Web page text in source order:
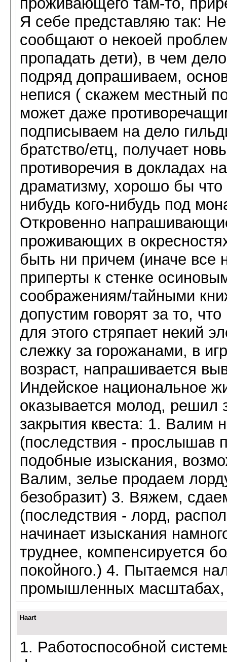
Я себе представляю так:
сообщают о некоей
пропадать дети), в чем
подряд допрашиваем,
непися ( скажем местный
может даже
подписываем на дело
братство/етц, получает
противоречия в докладах
драматизму, хорошо бы
нибудь кого-нибудь под
Откровенно
проживающих в
быть ни причем (иначе все
приперты к стенке
соображениям/тайными
допустим говорят за то,
для этого стряпает некий
слежку за горожанами, в
возраст, напрашивается
Индейское национальное
оказывается молод, решил
закрытия квеста: 1. Валим
(последствия - прослышав
подобные изыскания,
Валим, зелье продаем
безобразит) 3. Вяжем,
(последствия - лорд,
начинает изыскания
труднее, компенсируется
покойного.) 4. Пытаемся
промышленных масштабах,
Haart
1. Работоспособной